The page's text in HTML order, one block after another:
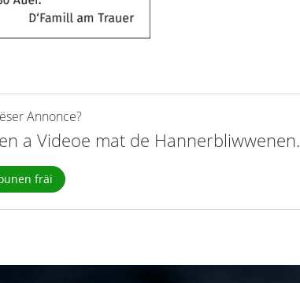
Annonce?
a Videoe mat de Hannerbliwwenen.
fräi